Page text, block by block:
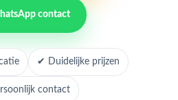
contact
✔ Duidelijke prijzen
contact